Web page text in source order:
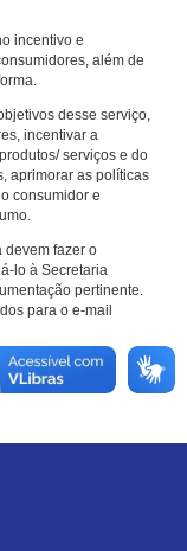
incentivo e
além de
desse serviço,
incentivar a
serviços e do
aprimorar as políticas
consumidor e
devem fazer o
lo à Secretaria
pertinente.
para o e-mail